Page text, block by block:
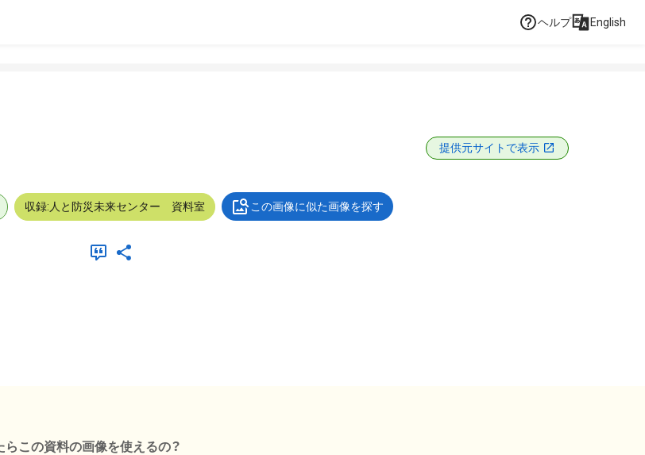
ヘルプ English
提供元サイトで表示
収録:人と防災未来センター 資料室 この画像に似た画像を探す
らこの資料の画像を使えるの？